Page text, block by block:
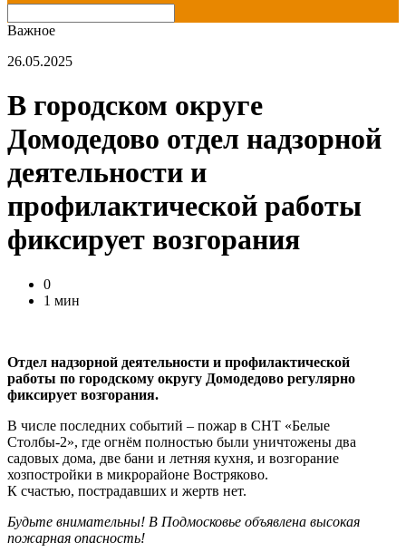
Важное
26.05.2025
В городском округе
Домодедово отдел надзорной
деятельности и
профилактической работы
фиксирует возгорания
0
1 мин
Отдел надзорной деятельности и профилактической
работы по городскому округу Домодедово регулярно
фиксирует возгорания.
В числе последних событий – пожар в СНТ «Белые
Столбы-2», где огнём полностью были уничтожены два
садовых дома, две бани и летняя кухня, и возгорание
хозпостройки в микрорайоне Востряково.
К счастью, пострадавших и жертв нет.
Будьте внимательны! В Подмосковье объявлена высокая
пожарная опасность!